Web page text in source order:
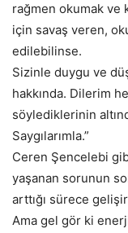
rağmen okumak ve
için savaş veren,
edilebilinse.
Sizinle duygu ve
hakkında. Dilerim
söylediklerinin
Saygılarımla.”
Ceren Şencelebi
yaşanan sorunun
arttığı sürece
Ama gel gör ki